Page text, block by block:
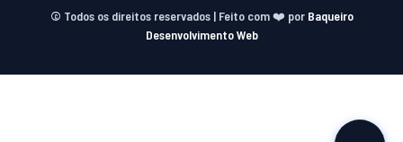
© Todos os direitos reservados | Feito com ❤️ por Baqueiro
Desenvolvimento Web